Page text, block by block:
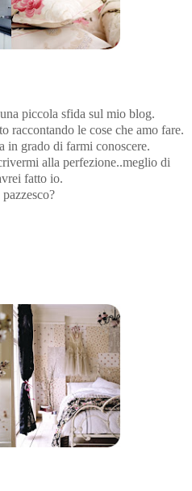
piccola sfida sul mio blog.
raccontando le cose che amo fare.
in grado di farmi conoscere.
alla perfezione..meglio di
fatto io.